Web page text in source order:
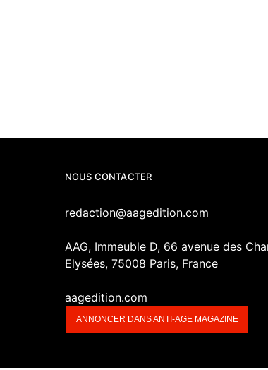
NOUS CONTACTER
redaction@aagedition.com
AAG, Immeuble D, 66 avenue des
Elysées, 75008 Paris, France
aagedition.com
ANNONCER DANS ANTI-AGE MAGAZINE